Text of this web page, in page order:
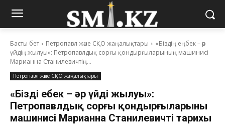
Басты бет Петропавл және СҚО жаңалықтары
«Біздің еңбек – әр
үйдің жылуы»: Петропавлдық сорғы қондырғыларының машинисі
Марианна Станилевичтің...
Петропавл және СҚО жаңалықтары
«Біздің еңбек – әр үйдің жылуы»:
Петропавлдық сорғы қондырғыларының
машинисі Марианна Станилевичтің тарихы